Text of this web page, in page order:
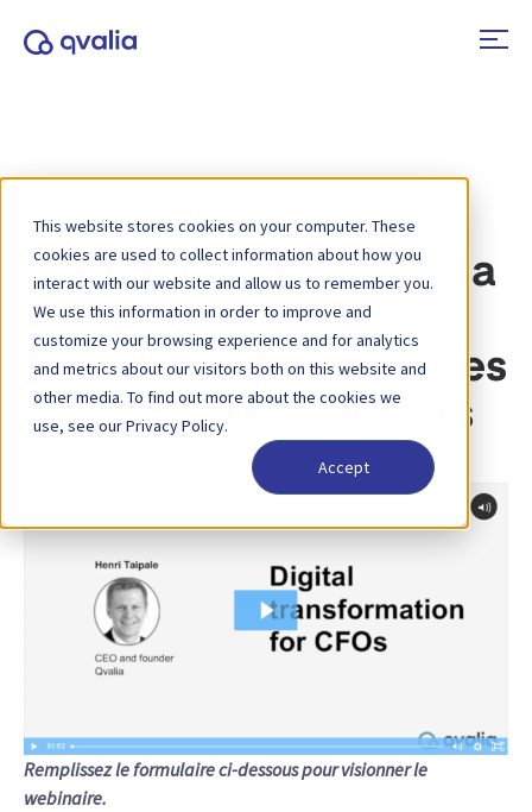
This website stores cookies on your computer. These
cookies are used to collect information about how you
interact with our website and allow us to remember you.
We use this information in order to improve and
customize your browsing experience and for analytics
and metrics about our visitors both on this website and
other media. To find out more about the cookies we
use, see our Privacy Policy.
Accept
Séminaire en ligne à la
demande : digitale
Transformation pour les
directeurs financiers
Remplissez le formulaire ci-dessous pour visionner le
webinaire.